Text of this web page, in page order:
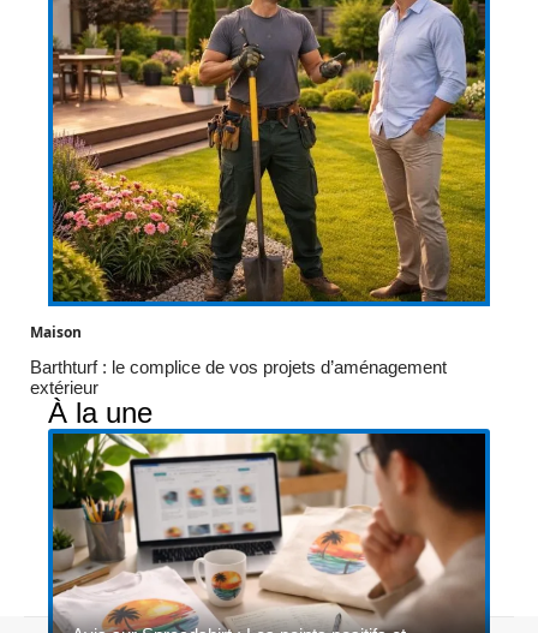
Maison
Barthturf : le complice de vos projets d’aménagement
extérieur
À la une